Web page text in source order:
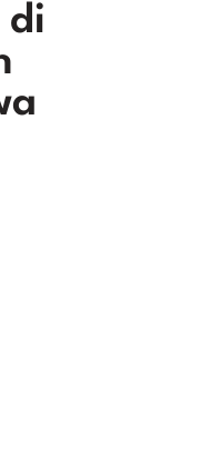
di